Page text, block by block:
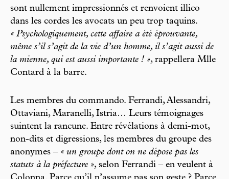
sont nullement impressionnés et renvoient illico
dans les cordes les avocats un peu trop taquins.
« Psychologiquement, cette affaire a été éprouvante,
même s’il s’agit de la vie d’un homme, il s’agit aussi de
la mienne, qui est aussi importante ! », rappellera Mlle
Contard à la barre.
Les membres du commando. Ferrandi, Alessandri,
Ottaviani, Maranelli, Istria… Leurs témoignages
suintent la rancune. Entre révélations à demi-mot,
non-dits et digressions, les membres du groupe des
anonymes – « un groupe dont on ne dépose pas les
statuts à la préfecture », selon Ferrandi – en veulent à